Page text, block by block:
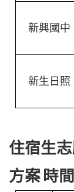
新興國中
新生日照
住宿生
方案 時